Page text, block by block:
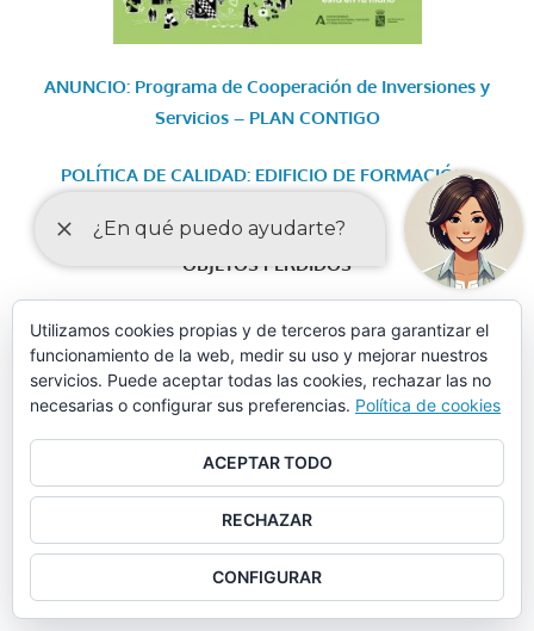
ANUNCIO: Programa de Cooperación de Inversiones y
Servicios – PLAN CONTIGO
POLÍTICA DE CALIDAD: EDIFICIO DE FORMACIÓN-
OBJETOS PERDIDOS
Utilizamos cookies propias y de terceros para garantizar el
funcionamiento de la web, medir su uso y mejorar nuestros
servicios. Puede aceptar todas las cookies, rechazar las no
necesarias o configurar sus preferencias. Política de cookies
ACEPTAR TODO
RECHAZAR
CONFIGURAR